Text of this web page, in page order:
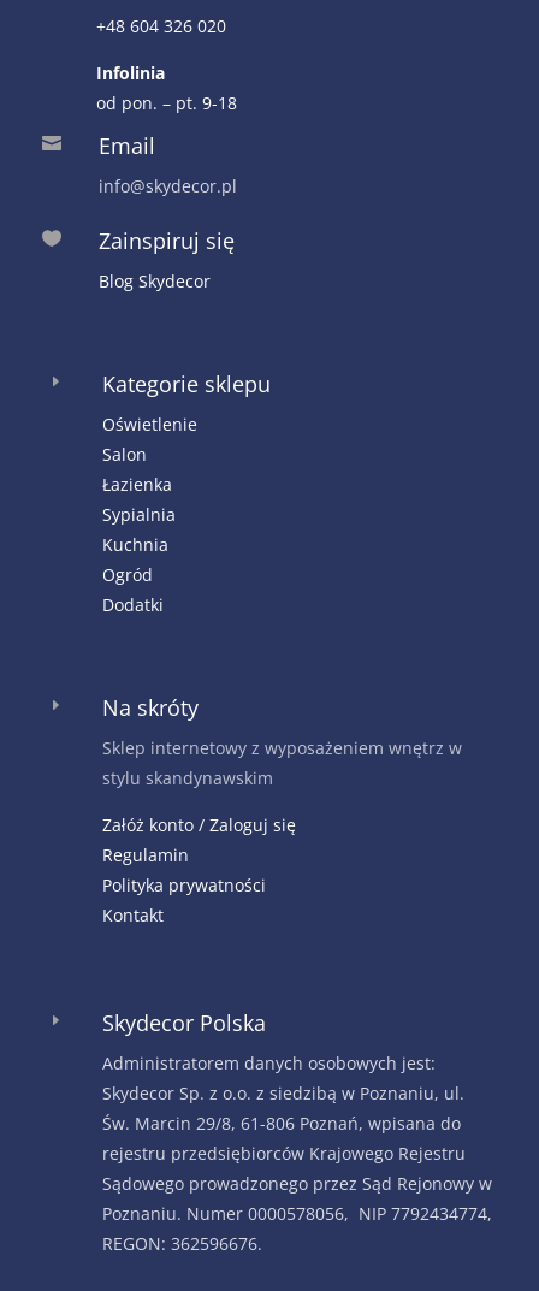
+48 604 326 020
Infolinia
od pon. – pt. 9-18
 Email
info@skydecor.pl
 Zainspiruj się
Blog Skydecor
E Kategorie sklepu
Oświetlenie
Salon
Łazienka
Sypialnia
Kuchnia
Ogród
Dodatki
E Na skróty
Sklep internetowy z wyposażeniem wnętrz w
stylu skandynawskim
Załóż konto / Zaloguj się
Regulamin
Polityka prywatności
Kontakt
E Skydecor Polska
Administratorem danych osobowych jest:
Skydecor Sp. z o.o. z siedzibą w Poznaniu, ul.
Św. Marcin 29/8, 61-806 Poznań, wpisana do
rejestru przedsiębiorców Krajowego Rejestru
Sądowego prowadzonego przez Sąd Rejonowy w
Poznaniu. Numer 0000578056, NIP 7792434774,
REGON: 362596676.